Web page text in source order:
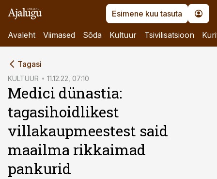
Esimene kuu tasuta
Avaleht Viimased Sõda Kultuur Tsivilisatsioon
Tagasi
KULTUUR 11.12.22, 07:10
Medici dünastia:
tagasihoidlikest
villakaupmeestest said
maailma rikkaimad
pankurid